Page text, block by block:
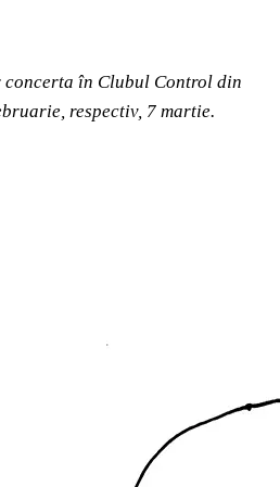
concerta în Clubul Control din
respectiv, 7 martie.